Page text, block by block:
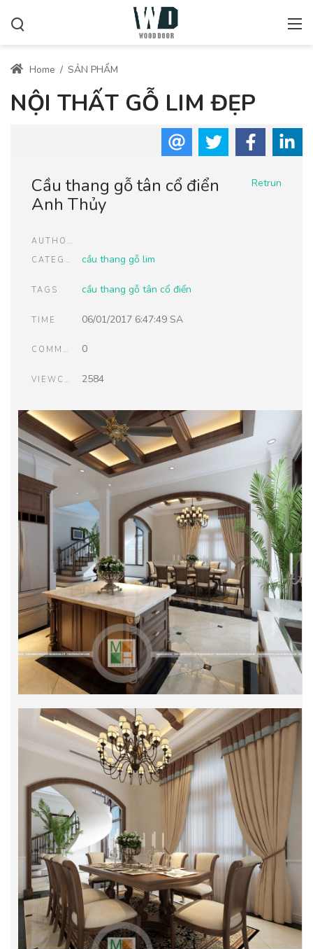
Home / SẢN PHẨM
NỘI THẤT GỖ LIM ĐẸP
Retrun
Cầu thang gỗ tân cổ điển
Anh Thủy
AUTHOR
CATEGORIES
cầu thang gỗ lim
TAGS cầu thang gỗ tân cổ điển
TIME 06/01/2017 6:47:49 SA
COMMENTS 0
VIEWCOUNT 2584